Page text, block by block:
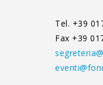
Tel. +39
Fax +39